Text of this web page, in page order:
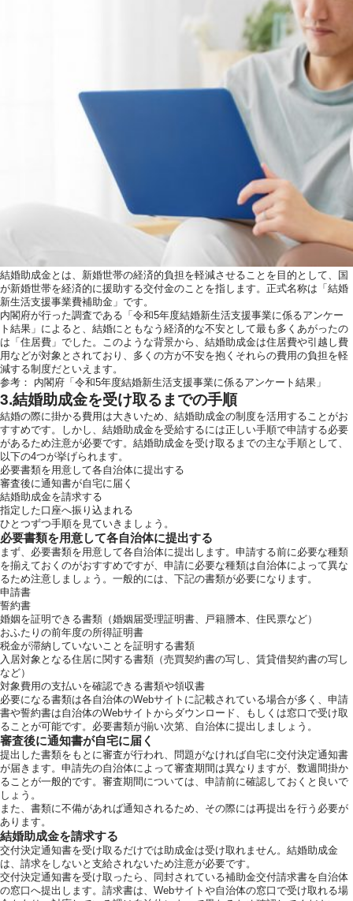
結婚助成金とは、新婚世帯の経済的負担を軽減させることを目的として、国
が新婚世帯を経済的に援助する交付金のことを指します。正式名称は「結婚
新生活支援事業費補助金」です。
内閣府が行った調査である「令和5年度結婚新生活支援事業に係るアンケー
ト結果」によると、結婚にともなう経済的な不安として最も多くあがったの
は「住居費」でした。このような背景から、結婚助成金は住居費や引越し費
用などが対象とされており、多くの方が不安を抱くそれらの費用の負担を軽
減する制度だといえます。
参考： 内閣府「令和5年度結婚新生活支援事業に係るアンケート結果」
3.結婚助成金を受け取るまでの手順
結婚の際に掛かる費用は大きいため、結婚助成金の制度を活用することがお
すすめです。しかし、結婚助成金を受給するには正しい手順で申請する必要
があるため注意が必要です。結婚助成金を受け取るまでの主な手順として、
以下の4つが挙げられます。
必要書類を用意して各自治体に提出する
審査後に通知書が自宅に届く
結婚助成金を請求する
指定した口座へ振り込まれる
ひとつずつ手順を見ていきましょう。
必要書類を用意して各自治体に提出する
まず、必要書類を用意して各自治体に提出します。申請する前に必要な種類
を揃えておくのがおすすめですが、申請に必要な種類は自治体によって異な
るため注意しましょう。一般的には、下記の書類が必要になります。
申請書
誓約書
婚姻を証明できる書類（婚姻届受理証明書、戸籍謄本、住民票など）
おふたりの前年度の所得証明書
税金が滞納していないことを証明する書類
入居対象となる住居に関する書類（売買契約書の写し、賃貸借契約書の写し
など）
対象費用の支払いを確認できる書類や領収書
必要になる書類は各自治体のWebサイトに記載されている場合が多く、申請
書や誓約書は自治体のWebサイトからダウンロード、もしくは窓口で受け取
ることが可能です。必要書類が揃い次第、自治体に提出しましょう。
審査後に通知書が自宅に届く
提出した書類をもとに審査が行われ、問題がなければ自宅に交付決定通知書
が届きます。申請先の自治体によって審査期間は異なりますが、数週間掛か
ることが一般的です。審査期間については、申請前に確認しておくと良いで
しょう。
また、書類に不備があれば通知されるため、その際には再提出を行う必要が
あります。
結婚助成金を請求する
交付決定通知書を受け取るだけでは助成金は受け取れません。結婚助成金
は、請求をしないと支給されないため注意が必要です。
交付決定通知書を受け取ったら、同封されている補助金交付請求書を自治体
の窓口へ提出します。請求書は、Webサイトや自治体の窓口で受け取れる場